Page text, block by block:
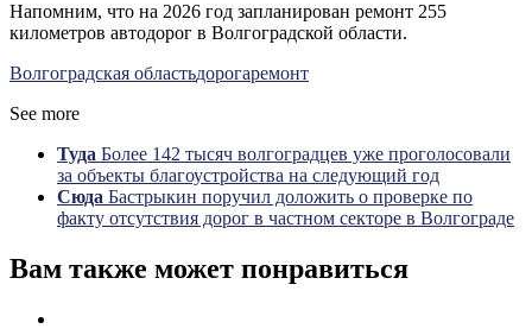
Напомним, что на 2026 год запланирован ремонт 255
километров автодорог в Волгоградской области.
Волгоградская областьдорогаремонт
See more
Туда Более 142 тысяч волгоградцев уже проголосовали
за объекты благоустройства на следующий год
Сюда Бастрыкин поручил доложить о проверке по
факту отсутствия дорог в частном секторе в Волгограде
Вам также может понравиться